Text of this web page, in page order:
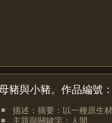
豬與小豬。作品編號
描述：摘要：以一種原生
主題與關鍵字：人間